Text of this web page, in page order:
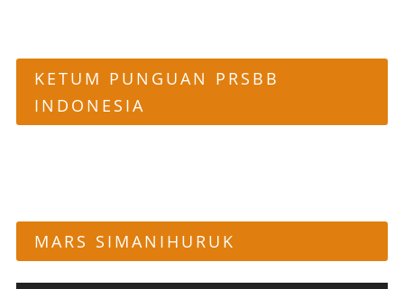
KETUM PUNGUAN PRSBB
INDONESIA
MARS SIMANIHURUK